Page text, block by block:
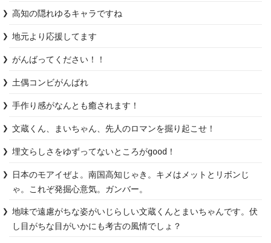
高知の隠れゆるキャラですね
地元より応援してます
がんばってください！！
土偶コンビがんばれ
手作り感がなんとも癒されます！
文蔵くん、まいちゃん、先人のロマンを掘り起こせ！
埋文らしさをゆずってないところがgood！
日本のモアイぜよ。南国高知じゃき。キメはメットとリボンじ
ゃ。これぞ発掘心意気。ガンバー。
地味で遠慮がちな姿がいじらしい文蔵くんとまいちゃんです。伏
し目がちな目がいかにも考古の風情でしょ？